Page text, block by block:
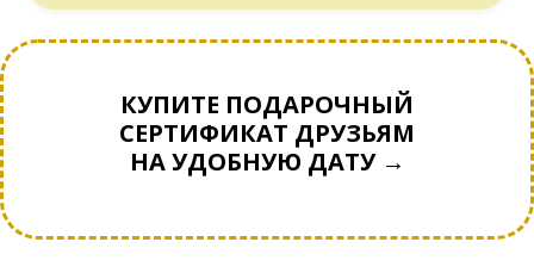
КУПИТЕ ПОДАРОЧНЫЙ
СЕРТИФИКАТ ДРУЗЬЯМ
НА УДОБНУЮ ДАТУ →